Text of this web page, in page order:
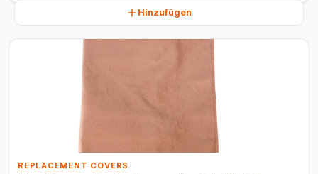
Hinzufügen
REPLACEMENT COVERS